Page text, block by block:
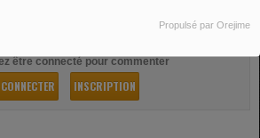
Propulsé par Orejime
être connecté pour commenter
INSCRIPTION